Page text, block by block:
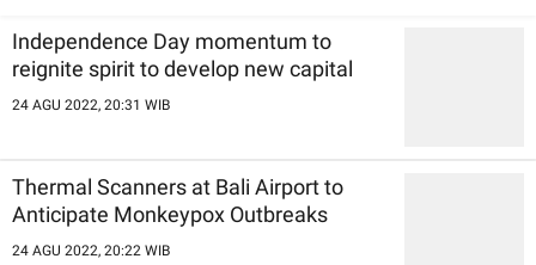
Independence Day momentum to
reignite spirit to develop new capital
24 AGU 2022, 20:31 WIB
Thermal Scanners at Bali Airport to
Anticipate Monkeypox Outbreaks
24 AGU 2022, 20:22 WIB